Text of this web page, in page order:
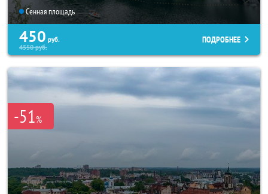
Сенная площадь
450 руб.
4550руб.
ПОДРОБНЕЕ
-51%